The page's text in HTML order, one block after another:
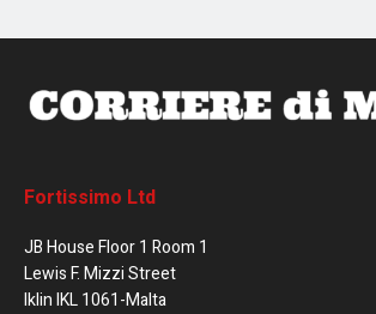
Fortissimo Ltd
JB House Floor 1 Room 1
Lewis F. Mizzi Street
Iklin IKL 1061-Malta